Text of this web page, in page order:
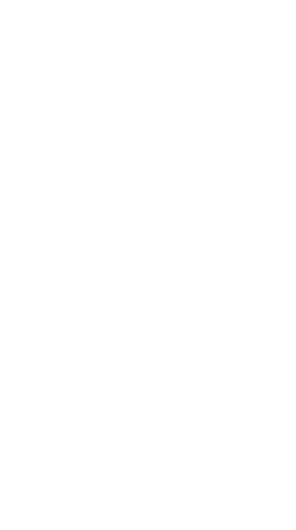
(fingerprinting)